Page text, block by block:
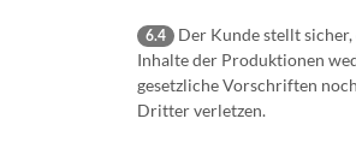
6.4
Der Kunde stellt sicher,
Inhalte der Produktionen
gesetzliche Vorschriften
Dritter verletzen.